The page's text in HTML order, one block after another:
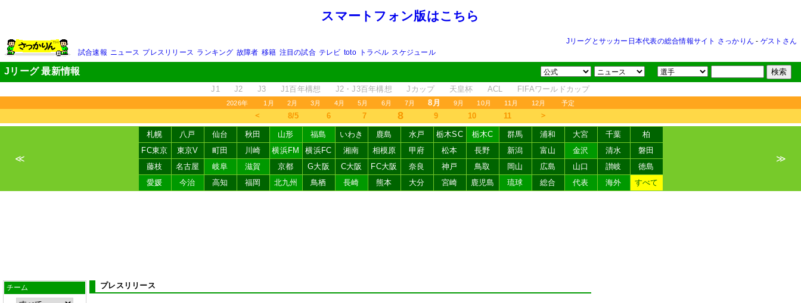
スマートフォン版はこちら
Jリーグとサッカー日本代表の総合情報サイト さっかりん - ゲストさん
試合速報 ニュース プレスリリース ランキング 故障者 移籍 注目の試合 テレビ toto トラベル スケジュール
Jリーグ 最新情報
J1 J2 J3 J1百年構想 J2・J3百年構想 Jカップ 天皇杯 ACL FIFAワールドカップ
2026年 1月 2月 3月 4月 5月 6月 7月 8月 9月 10月 11月 12月 予定
＜ 8/5 6 7 8 9 10 11 ＞
≪
札幌 八戸 仙台 秋田 山形 福島 いわき 鹿島 水戸 栃木SC 栃木C 群馬 浦和 大宮 千葉
柏
FC東京
東京V 町田 川崎 横浜FM 横浜FC 湘南 相模原 甲府 松本 長野 新潟 富山 金沢 清水
磐田
藤枝
名古屋 岐阜 滋賀 京都 G大阪 C大阪 FC大阪 奈良 神戸 鳥取 岡山 広島 山口 讃岐
徳島
愛媛
今治 高知 福岡 北九州 鳥栖 長崎 熊本 大分 宮崎 鹿児島 琉球 総合 代表 海外 すべて
≫
チーム プレスリリース